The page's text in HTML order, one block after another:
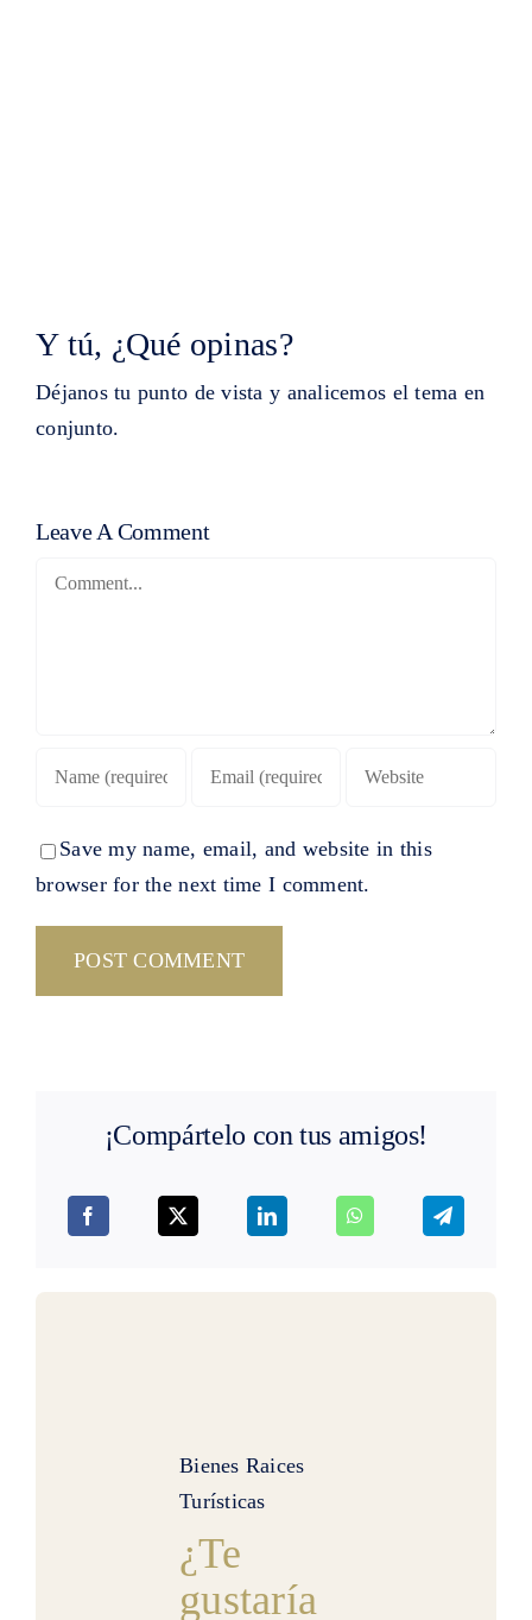
¡Compártelo con tus amigos!
Y tú, ¿Qué opinas?
Déjanos tu punto de vista y analicemos el tema en
conjunto.
Leave A Comment
Comment
Save my name, email, and website in this
browser for the next time I comment.
Bienes Raices
Turísticas
¿Te
gustaría